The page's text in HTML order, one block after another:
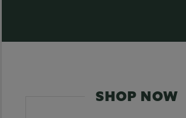
SHOP NOW